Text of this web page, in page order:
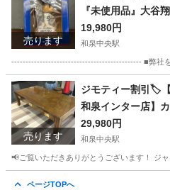
売ります
『未使用品』大谷
ュア 和泉市 堺市
熊取町
19,980円
和泉中央駅
---------------------------------------------- ■弊社を
大阪 和泉市 フィギ
売ります
ジモティー割引🏷️
和泉インター店】
リビングテーブル 和泉市 堺市 岸和田市 泉大津市
高石市 泉北郡熊取町
29,980円
和泉中央駅
📢ご覧いただきありがとうございます！ ジ
ページTOPへ